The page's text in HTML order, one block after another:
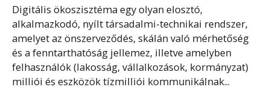
Digitális ökoszisztéma egy olyan elosztó,
alkalmazkodó, nyílt társadalmi-technikai rendszer,
amelyet az önszerveződés, skálán való mérhetőség
és a fenntarthatóság jellemez, illetve amelyben
felhasználók (lakosság, vállalkozások, kormányzat)
milliói és eszközök tízmilliói kommunikálnak...